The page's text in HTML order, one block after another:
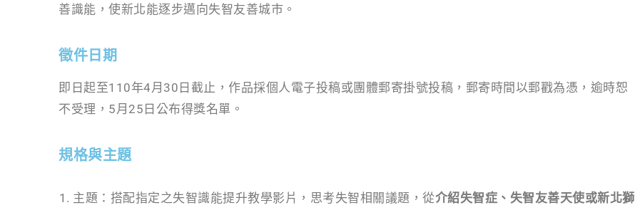
善識能，使新北能逐步邁向失智友善城市。
徵件日期
即日起至110年4月30日截止，作品採個人電子投稿或團體郵寄掛號投稿，郵寄時間以郵戳為憑，逾時恕
不受理，5月25日公布得獎名單。
規格與主題
主題：搭配指定之失智識能提升教學影片，思考失智相關議題，從介紹失智症、失智友善天使或新北獅